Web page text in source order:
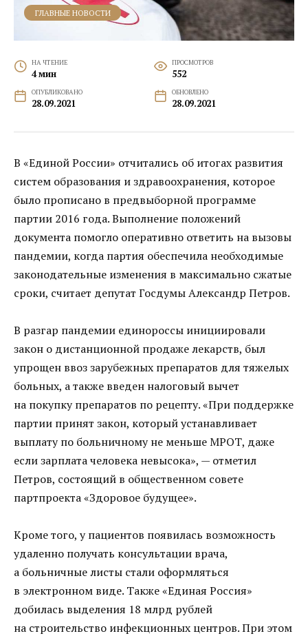
ГЛАВНЫЕ НОВОСТИ
НА ЧТЕНИЕ
4 мин
ПРОСМОТРОВ
552
ОПУБЛИКОВАНО
28.09.2021
ОБНОВЛЕНО
28.09.2021
В «Единой России» отчитались об итогах развития
систем образования и здравоохранения, которое
было прописано в предвыборной программе
партии 2016 года. Выполнение положений
документа помогло оперативно ответить на вызовы
пандемии, когда партия обеспечила необходимые
законодательные изменения в максимально сжатые
сроки, считает депутат Госдумы Александр Петров.
В разгар пандемии единороссы инициировали
закон о дистанционной продаже лекарств, был
упрощен ввоз зарубежных препаратов для тяжелых
больных, а также введен налоговый вычет
на покупку препаратов по рецепту. «При поддержке
партии принят закон, который устанавливает
выплату по больничному не меньше МРОТ, даже
если зарплата человека невысока», — отметил
Петров, состоящий в общественном совете
партпроекта «Здоровое будущее».
Кроме того, у пациентов появилась возможность
удаленно получать консультации врача,
а больничные листы стали оформляться
в электронном виде. Также «Единая Россия»
добилась выделения 18 млрд рублей
на строительство инфекционных центров. При этом